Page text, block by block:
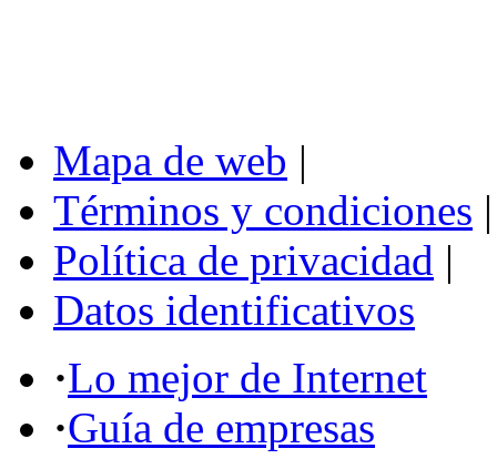
Mapa de web |
Términos y condiciones |
Política de privacidad |
Datos identificativos
·Lo mejor de Internet
·Guía de empresas